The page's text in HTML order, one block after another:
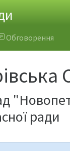
Обговорення
ради